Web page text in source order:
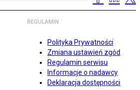
REGULAMIN
Polityka Prywatności
Zmiana ustawień zgód
Regulamin serwisu
Informacje o nadawcy
Deklaracja dostępności